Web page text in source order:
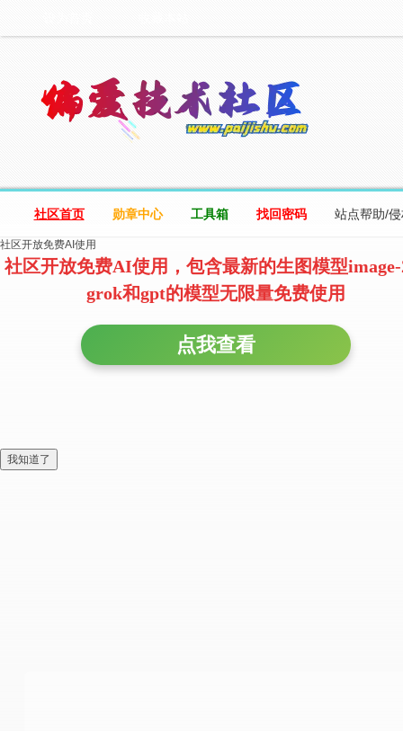
社区首页 勋章中心 工具箱 找回密码 站点帮助/
社区开放免费AI使用
社区开放免费AI使用，包含最新的生图模型
grok和gpt的模型无限量免费使用
点我查看
我知道了